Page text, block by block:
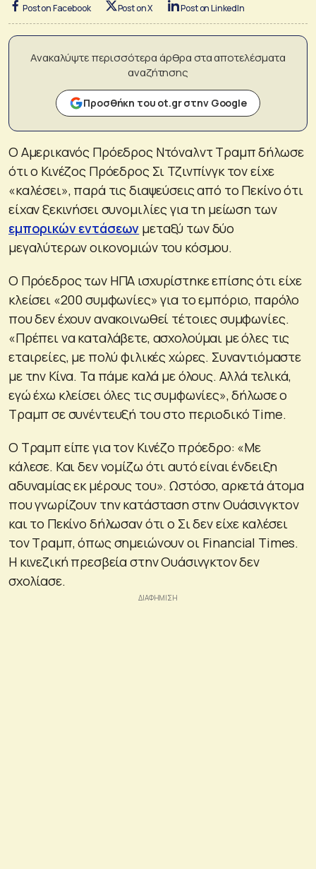
Post on Facebook Post on X Post on LinkedIn
Ανακαλύψτε περισσότερα άρθρα στα αποτελέσματα
αναζήτησης
Προσθήκη του ot.gr στην Google
Ο Αμερικανός Πρόεδρος Ντόναλντ Τραμπ δήλωσε
ότι ο Κινέζος Πρόεδρος Σι Τζινπίνγκ τον είχε
«καλέσει», παρά τις διαψεύσεις από το Πεκίνο ότι
είχαν ξεκινήσει συνομιλίες για τη μείωση των
εμπορικών εντάσεων μεταξύ των δύο
μεγαλύτερων οικονομιών του κόσμου.
Ο Πρόεδρος των ΗΠΑ ισχυρίστηκε επίσης ότι είχε
κλείσει «200 συμφωνίες» για το εμπόριο, παρόλο
που δεν έχουν ανακοινωθεί τέτοιες συμφωνίες.
«Πρέπει να καταλάβετε, ασχολούμαι με όλες τις
εταιρείες, με πολύ φιλικές χώρες. Συναντιόμαστε
με την Κίνα. Τα πάμε καλά με όλους. Αλλά τελικά,
εγώ έχω κλείσει όλες τις συμφωνίες», δήλωσε ο
Τραμπ σε συνέντευξή του στο περιοδικό Time.
Ο Τραμπ είπε για τον Κινέζο πρόεδρο: «Με
κάλεσε. Και δεν νομίζω ότι αυτό είναι ένδειξη
αδυναμίας εκ μέρους του». Ωστόσο, αρκετά άτομα
που γνωρίζουν την κατάσταση στην Ουάσινγκτον
και το Πεκίνο δήλωσαν ότι ο Σι δεν είχε καλέσει
τον Τραμπ, όπως σημειώνουν οι Financial Times.
Η κινεζική πρεσβεία στην Ουάσινγκτον δεν
σχολίασε.